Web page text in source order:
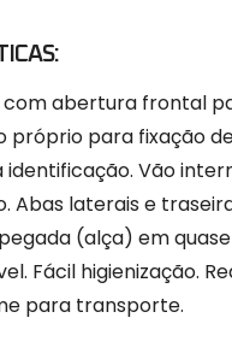
com abertura frontal
próprio para fixação
Vão
Abas laterais e
(alça) em
Fácil higienização.
para transporte.